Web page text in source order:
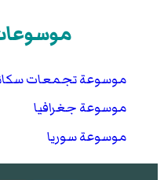
موسوعة تجمعات
موسوعة جغرافيا
موسوعة سوريا